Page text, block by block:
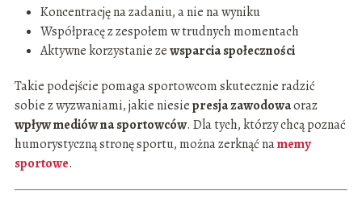
Koncentrację na zadaniu, a nie na wyniku
Współpracę z zespołem w trudnych momentach
Aktywne korzystanie zewsparcia społeczności
Takie podejście pomaga sportowcom skutecznie radzić
sobie z wyzwaniami, jakie niesiepresja zawodowaoraz
wpływ mediów na sportowców. Dla tych, którzy chcą poznać
humorystyczną stronę sportu, można zerknąć namemy
sportowe.